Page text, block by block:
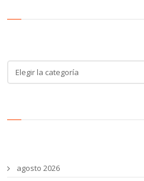
Categoría
de
noticias
agosto 2026